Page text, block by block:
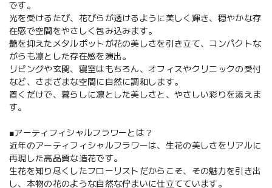
です。
光を受けるたび、花びらが透けるように美しく輝き、穏やかな存
在感で空間をやさしく包み込みます。
艶を抑えたメタルポットが花の美しさを引き立て、コンパクトな
がらも凛とした存在感を演出。
リビングや玄関、寝室はもちろん、オフィスやクリニックの受付
など、さまざまな空間に自然に調和します。
置くだけで、暮らしに凛とした美しさと、やさしい彩りを添えま
す。
■アーティフィシャルフラワーとは？
近年のアーティフィシャルフラワーは、生花の美しさをリアルに
再現した高品質な造花です。
生花を知り尽くしたフローリストだからこそ、その魅力を引き出
し、本物の花のような自然な佇まいに仕立てています。